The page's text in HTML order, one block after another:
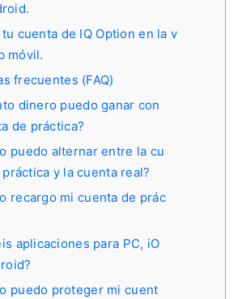
cuenta de IQ Option en la v
móvil.
frecuentes (FAQ)
dinero puedo ganar con
de práctica?
puedo alternar entre la cu
y la cuenta real?
recargo mi cuenta de prác
aplicaciones para PC, iO
puedo proteger mi cuent